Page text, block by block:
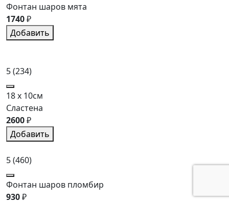
Фонтан шаров мята
1740₽
Добавить
5(234)
18 x 10см
Сластена
2600₽
Добавить
5(460)
Фонтан шаров пломбир
930₽